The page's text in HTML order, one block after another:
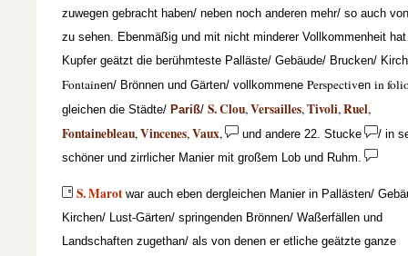
zuwegen gebracht haben/ neben noch anderen mehr/ so auch
zu sehen. Ebenmäßig und mit nicht minderer Vollkommenheit
Kupfer geätzt die berühmteste Palläste/ Gebäude/ Brucken/
Fontainen/ Brönnen und Gärten/ vollkommene Perspectiven in
gleichen die Städte/ Pariß/ S. Clou,Versailles,Tivoli,Ruel,
Fontainebleau,Vincenes,Vaux, und andere 22. Stucke
/ in
schöner und zirrlicher Manier mit großem Lob und Ruhm.
S. Marotwar auch eben dergleichen Manier in Pallästen/
Kirchen/ Lust-Gärten/ springenden Brönnen/ Waßerfällen und
Landschaften zugethan/ als von denen er etliche geätzte ganze